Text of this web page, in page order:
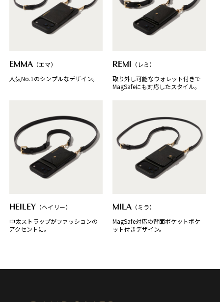
EMMA（エマ）
人気No.1のシンプルなデザイン。
REMI （レミ）
取り外し可能なウォレット付きで
MagSafeにも対応したスタイル。
HEILEY（ヘイリー）
中太ストラップがファッションの
アクセントに。
MILA （ミラ）
MagSafe対応の背面ポケットポケ
ット付きデザイン。